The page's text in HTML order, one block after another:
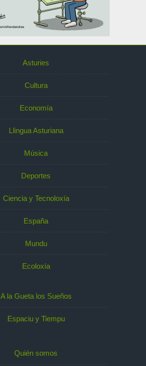
Asturies
Cultura
Economía
Llingua Asturiana
Música
Deportes
Ciencia y Tecnoloxía
España
Mundu
Ecoloxía
A la Gueta los Sueños
Espaciu y Tiempu
Quién somos